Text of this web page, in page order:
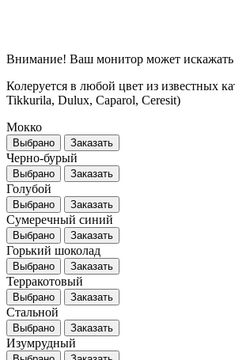
Внимание! Ваш монитор может
Колеруется в любой цвет из известных
Tikkurila, Dulux, Caparol, Ceresit)
Мокко
Выбрано Заказать
Черно-бурый
Выбрано Заказать
Голубой
Выбрано Заказать
Сумеречный синий
Выбрано Заказать
Горький шоколад
Выбрано Заказать
Терракотовый
Выбрано Заказать
Стальной
Выбрано Заказать
Изумрудный